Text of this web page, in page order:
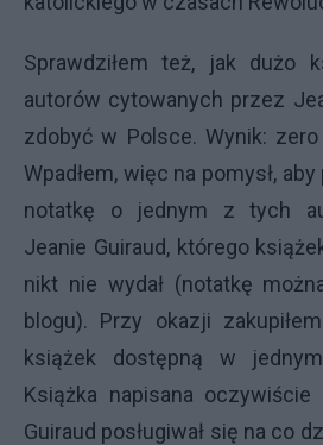
Sprawdziłem też, jak dużo
autorów cytowanych przez
zdobyć w Polsce. Wynik:
Wpadłem, więc na pomysł,
notatkę o jednym z tych
Jeanie Guiraud, którego
nikt nie wydał (notatkę
blogu). Przy okazji
książek dostępną w
Książka napisana
Guiraud posługiwał się na co